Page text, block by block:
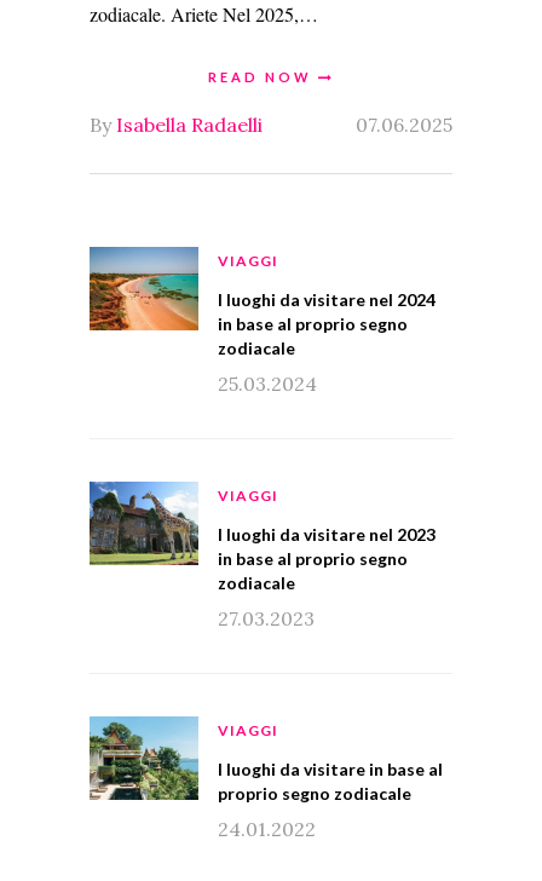
zodiacale. Ariete Nel 2025,…
READ NOW
By Isabella Radaelli 07.06.2025
VIAGGI
I luoghi da visitare nel 2024
in base al proprio segno
zodiacale
25.03.2024
VIAGGI
I luoghi da visitare nel 2023
in base al proprio segno
zodiacale
27.03.2023
VIAGGI
I luoghi da visitare in base al
proprio segno zodiacale
24.01.2022